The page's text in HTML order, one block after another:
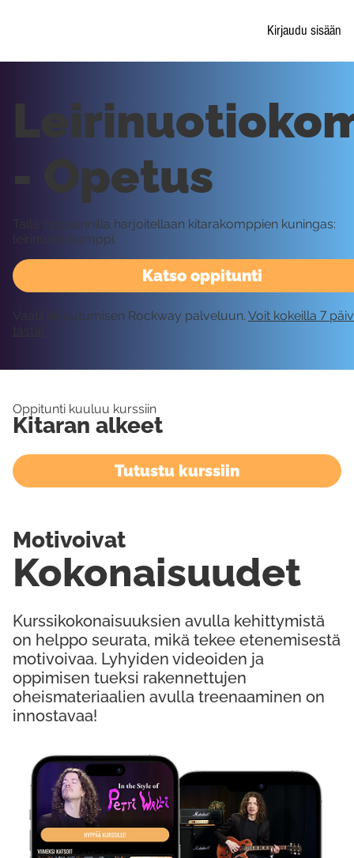
Kirjaudu sisään
Katso oppitunti
- Opetus
Tällä oppitunnilla harjoitellaan kitarakomppien kuningas:
leirinuotiokomppi.
Vaatii kirjautumisen Rockway palveluun. Voit kokeilla 7
tästä!
Oppitunti kuuluu kurssiin
Kitaran alkeet
Tutustu kurssiin
Kurssikokonaisuuksien avulla kehittymistä
on helppo seurata, mikä tekee etenemisestä
motivoivaa. Lyhyiden videoiden ja
oppimisen tueksi rakennettujen
oheismateriaalien avulla treenaaminen on
innostavaa!
Kokonaisuudet
Motivoivat